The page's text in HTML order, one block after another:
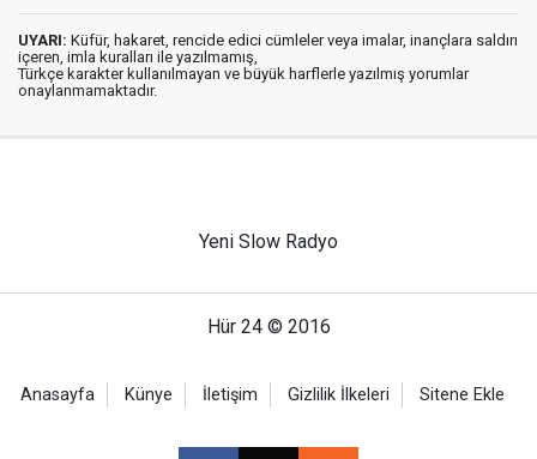
UYARI: Küfür, hakaret, rencide edici cümleler veya imalar, inançlara saldırı
içeren, imla kuralları ile yazılmamış,
Türkçe karakter kullanılmayan ve büyük harflerle yazılmış yorumlar
onaylanmamaktadır.
Yeni Slow Radyo
Hür 24 © 2016
Anasayfa Künye İletişim Gizlilik İlkeleri Sitene Ekle